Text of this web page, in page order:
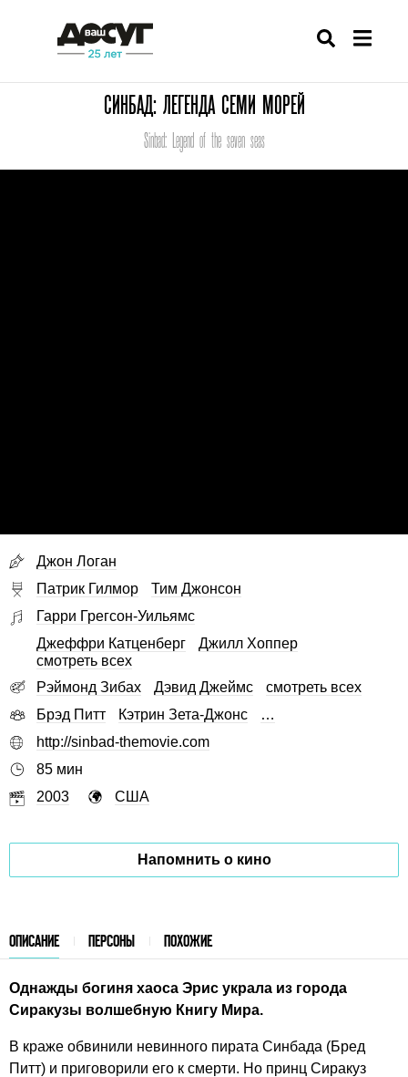
СИНБАД: ЛЕГЕНДА СЕМИ МОРЕЙ
Sinbad: Legend of the seven seas
Джон Логан
Патрик Гилмор
Тим Джонсон
Гарри Грегсон-Уильямс
Джеффри Катценберг
Джилл Хоппер
смотреть всех
Рэймонд Зибах
Дэвид Джеймс
смотреть всех
Брэд Питт
Кэтрин Зета-Джонс
…
http://sinbad-themovie.com
85 мин
2003
США
Напомнить о кино
ОПИСАНИЕ ПЕРСОНЫ ПОХОЖИЕ
Однажды богиня хаоса Эрис украла из города
Сиракузы волшебную Книгу Мира.
В краже обвинили невинного пирата Синбада (Бред
Питт) и приговорили его к смерти. Но принц Сиракуз